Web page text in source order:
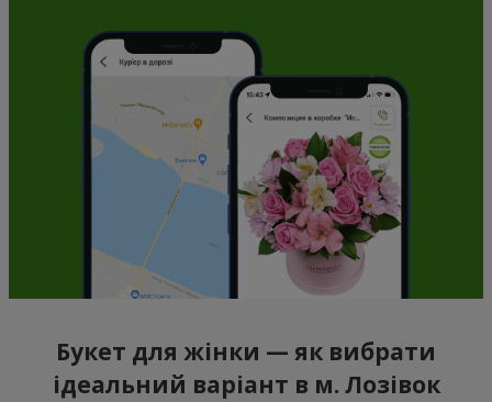
Букет для жінки — як вибрати
ідеальний варіант в м. Лозівок